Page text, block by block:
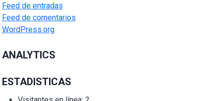
Feed de entradas
Feed de comentarios
WordPress.org
ANALYTICS
ESTADISTICAS